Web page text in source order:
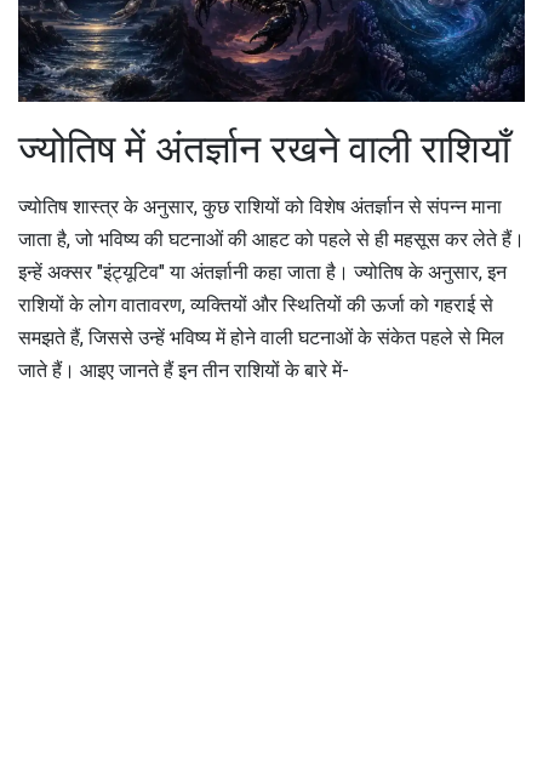
ज्योतिष में अंतर्ज्ञान रखने वाली राशियाँ
ज्योतिष शास्त्र के अनुसार, कुछ राशियों को विशेष अंतर्ज्ञान से संपन्न माना
जाता है, जो भविष्य की घटनाओं की आहट को पहले से ही महसूस कर लेते हैं।
इन्हें अक्सर "इंट्यूटिव" या अंतर्ज्ञानी कहा जाता है। ज्योतिष के अनुसार, इन
राशियों के लोग वातावरण, व्यक्तियों और स्थितियों की ऊर्जा को गहराई से
समझते हैं, जिससे उन्हें भविष्य में होने वाली घटनाओं के संकेत पहले से मिल
जाते हैं। आइए जानते हैं इन तीन राशियों के बारे में-